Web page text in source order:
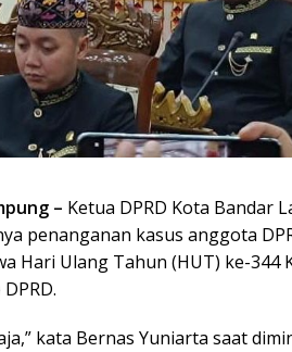
– Ketua DPRD Kota Bandar
penanganan kasus anggota
Hari Ulang Tahun (HUT) ke-344
kata Bernas Yuniarta saat